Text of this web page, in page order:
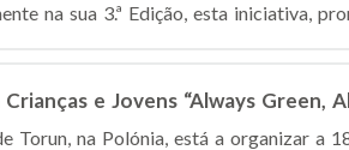
na sua 3.ª Edição, esta iniciativa,
e Jovens “Always Green,
na Polónia, está a organizar a